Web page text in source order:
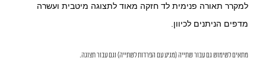
למקרר תאורה פנימית לד חזקה מאוד לתצוגה מיטבית ועשרה
מדפים הניתנים לכיוון.
מתאים לשימוש גם עבור שתייה (מגיע עם הפרדות לשתייה) וגם עבור תצוגה.